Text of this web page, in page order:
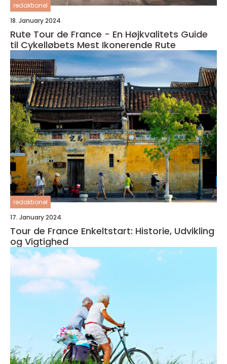
redaktionel
18. January 2024
Rute Tour de France - En Højkvalitets Guide
til Cykelløbets Mest Ikonerende Rute
redaktionel
17. January 2024
Tour de France Enkeltstart: Historie, Udvikling
og Vigtighed